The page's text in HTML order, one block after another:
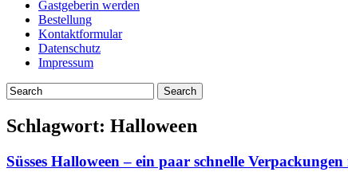
Gastgeberin werden
Bestellung
Kontaktformular
Datenschutz
Impressum
Schlagwort: Halloween
Süsses Halloween – ein paar schnelle